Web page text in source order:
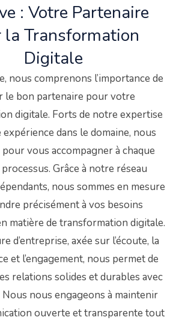
: Votre Partenaire
la Transformation
Digitale
nous comprenons l’importance de
le bon partenaire pour votre
digitale. Forts de notre expertise
dans le domaine, nous
vous accompagner à chaque
Grâce à notre réseau
nous sommes en mesure
précisément à vos besoins
matière de transformation digitale.
d’entreprise, axée sur l’écoute, la
et l’engagement, nous permet de
relations solides et durables avec
nous engageons à maintenir
ouverte et transparente tout